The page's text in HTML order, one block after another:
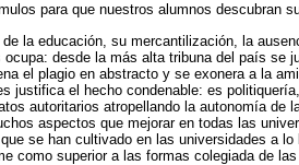
para que nuestros alumnos descubran
de la educación, su mercantilización, la
ocupa: desde la más alta tribuna del país se
el plagio en abstracto y se exonera a la
justifica el hecho condenable: es
autoritarios atropellando la autonomía de
aspectos que mejorar en todas las
se han cultivado en las universidades a
como superior a las formas colegiada de